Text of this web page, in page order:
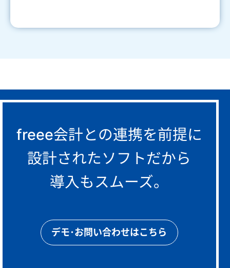
freee会計との連携を前提に
設計されたソフトだから
導入もスムーズ。
デモ･お問い合わせはこちら